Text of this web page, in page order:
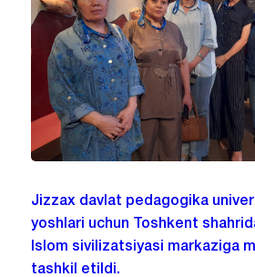
Jizzax davlat pedagogika
yoshlari uchun Toshkent
Islom sivilizatsiyasi markaziga
tashkil etildi.